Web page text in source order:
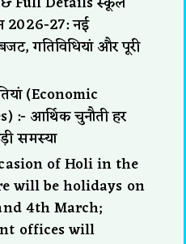
2026-27: नई
गतिविधियां और पूरी
(Economic
:- आर्थिक चुनौती हर
समस्या
of Holi in the
will be holidays on
4th March;
offices will